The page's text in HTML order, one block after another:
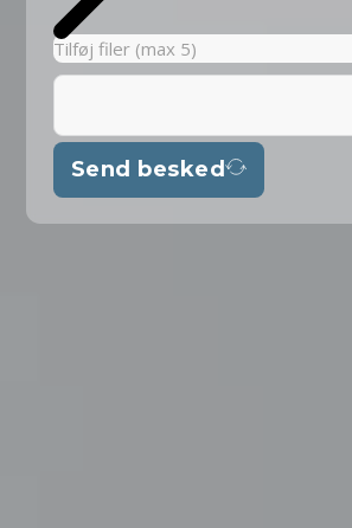
Tilføj filer (max 5)
Send besked